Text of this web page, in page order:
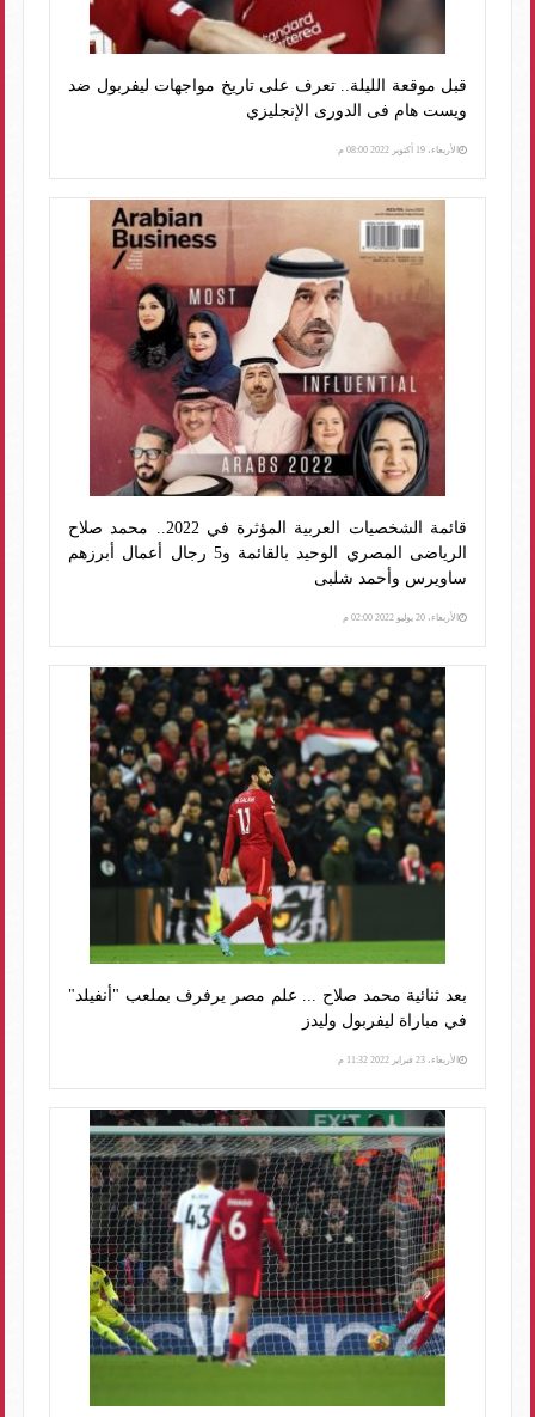
قبل موقعة الليلة.. تعرف على تاريخ مواجهات ليفربول ضد
ويست هام فى الدورى الإنجليزي
الأربعاء، 19 أكتوبر 2022 08:00 م
قائمة الشخصيات العربية المؤثرة في 2022.. محمد صلاح
الرياضى المصري الوحيد بالقائمة و5 رجال أعمال أبرزهم
ساويرس وأحمد شلبى
الأربعاء، 20 يوليو 2022 02:00 م
بعد ثنائية محمد صلاح ... علم مصر يرفرف بملعب "أنفيلد"
في مباراة ليفربول وليدز
الأربعاء، 23 فبراير 2022 11:32 م